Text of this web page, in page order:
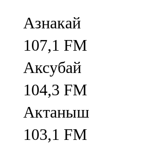
Азнакай
107,1 FM
Аксубай
104,3 FM
Актаныш
103,1 FM